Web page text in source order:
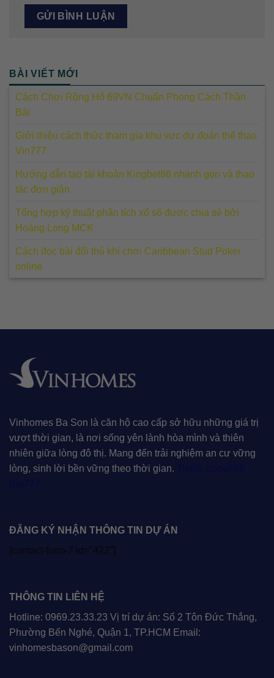
BÀI VIẾT MỚI
Cách Chơi Rồng Hổ 69VN Chuẩn Phong Cách Thần
Bài
Giới thiệu cách thức tham gia khu vực dự đoán thể thao
Vin777
Hướng dẫn tạo tài khoản Kingbet86 nhanh gọn và thao
tác đơn giản
Tổng hợp kỹ thuật phân tích xổ số được chia sẻ bởi
Hoàng Long MCK
Cách đọc bài đối thủ khi chơi Caribbean Stud Poker
online
Vinhomes Ba Son là căn hộ cao cấp sở hữu những giá trị
vượt thời gian, là nơi sống yên lành hòa mình và thiên
nhiên giữa lòng đô thị. Mang đến trải nghiệm an cư vững
lòng, sinh lời bền vững theo thời gian.
ĐĂNG KÝ NHẬN THÔNG TIN DỰ ÁN
[contact-form-7 id="422"]
THÔNG TIN LIÊN HỆ
Hotline: 0969.23.33.23 Vị trí dự án: Số 2 Tôn Đức Thắng,
Phường Bến Nghé, Quận 1, TP.HCM Email:
vinhomesbason@gmail.com